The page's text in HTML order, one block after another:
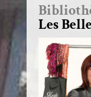
Les